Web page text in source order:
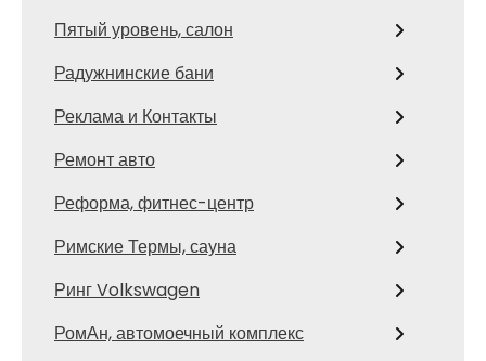
Пятый уровень, салон
Радужнинские бани
Реклама и Контакты
Ремонт авто
Реформа, фитнес-центр
Римские Термы, сауна
Ринг Volkswagen
РомАн, автомоечный комплекс